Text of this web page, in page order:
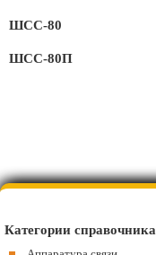
ШСС-80
ШСС-80П
Категории справочника